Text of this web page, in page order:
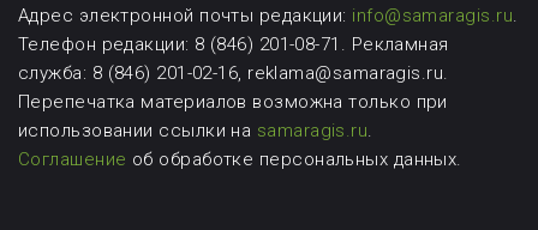
Адрес электронной почты редакции: info@samaragis.ru.
Телефон редакции: 8 (846) 201-08-71. Рекламная
служба: 8 (846) 201-02-16, reklama@samaragis.ru.
Перепечатка материалов возможнатолько при
использовании ссылки на samaragis.ru.
Соглашение об обработке персональных данных.